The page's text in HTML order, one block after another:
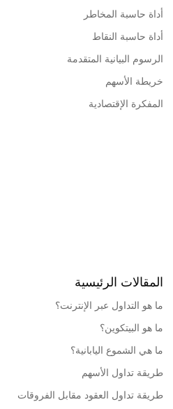
أداة حاسبة المخاطر
أداة حاسبة النقاط
الرسوم البيانية المتقدمة
خريطة الأسهم
المفكرة الإقتصادية
المقالات الرئيسية
ما هو التداول عبر الإنترنت؟
ما هو البيتكوين؟
ما هي الشموع اليابانية؟
طريقة تداول الأسهم
طريقة تداول العقود مقابل الفروقات